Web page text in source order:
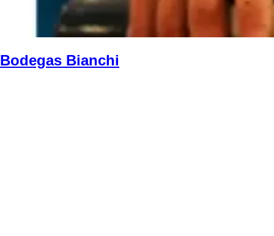
Bodegas Bianchi